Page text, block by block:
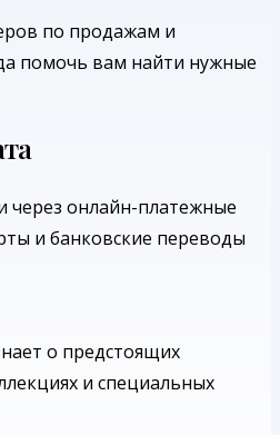
по продажам и
помочь вам найти нужные
онлайн-платежные
и банковские переводы
о предстоящих
и специальных